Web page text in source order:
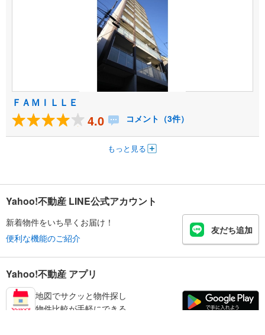
ＦＡＭＩＬＬＥ
4.0 コメント（3件）
もっと見る
Yahoo!不動産 LINE公式アカウント
新着物件をいち早くお届け！
便利な機能のご紹介
友だち追加
Yahoo!不動産 アプリ
地図でサクッと物件探し
物件比較が手軽にできる